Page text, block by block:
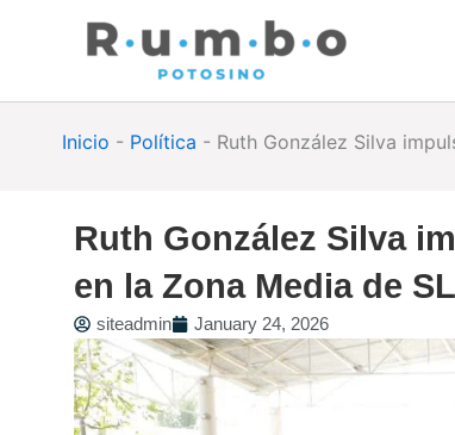
Inicio - Política - Ruth González Silva
Ruth González Silva
en la Zona Media de
siteadmin January 24, 2026